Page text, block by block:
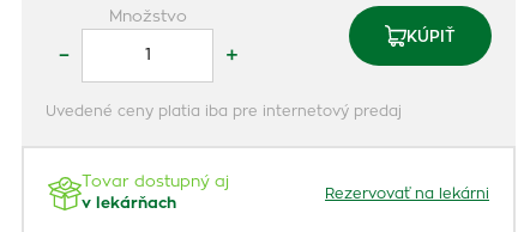
Množstvo
– +
KÚPIŤ
Uvedené ceny platia iba pre internetový predaj
Tovar dostupný aj
v lekárňach
Rezervovať na lekárni